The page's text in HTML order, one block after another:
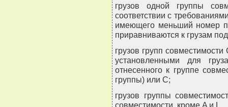
грузов одной группы
соответствии с
имеющего меньший номер
приравниваются к грузам
грузов групп
установленными для
отнесенного к группе
группы) или C;
грузов группы
совместимости, кроме A и L.